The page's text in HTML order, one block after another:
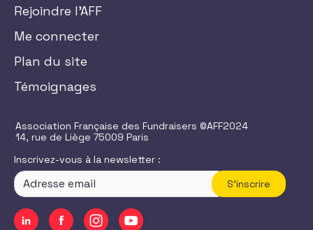
Rejoindre l'AFF
Me connecter
Plan du site
Témoignages
Association Française des Fundraisers ©AFF2024
14, rue de Liège 75009 Paris
Inscrivez-vous à la newsletter :
S'inscrire